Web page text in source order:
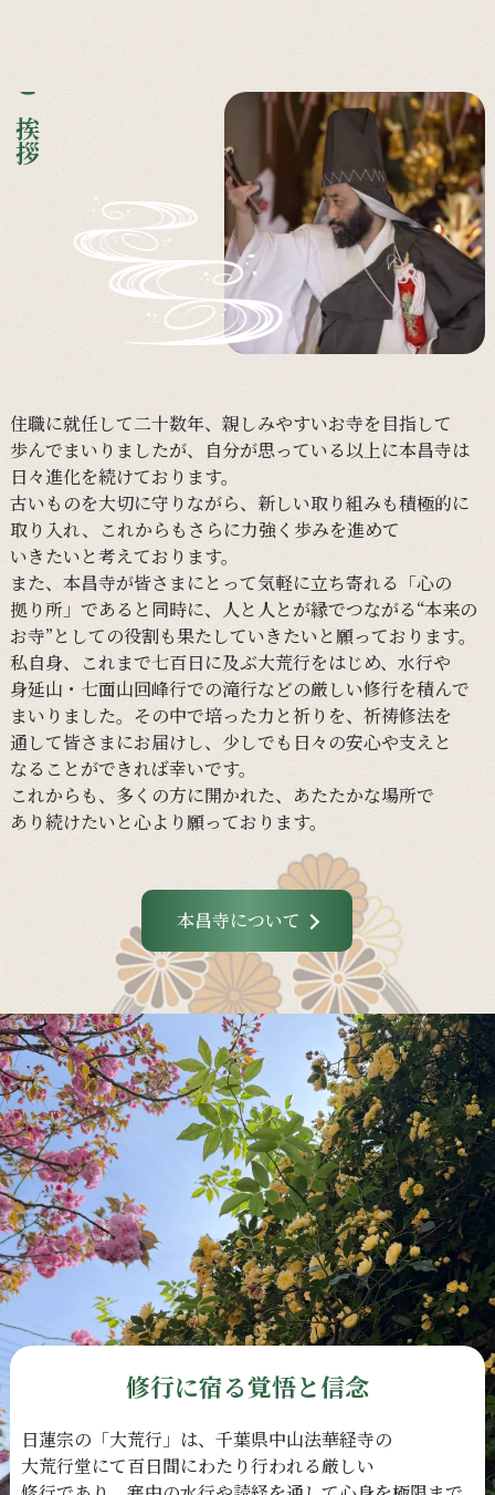
ご挨拶
住職に就任して二十数年、 親しみやすいお寺を目指して
歩んでまいりましたが、 自分が思っている以上に本昌寺は
日々進化を続けております。
古いものを大切に守りながら、 新しい取り組みも積極的に
取り入れ、
これからも さらに力強く 歩みを進めて
いきたいと考えております。
また、 本昌寺が皆さまにとって気軽に立ち寄れる 「心の
拠り所」であると同時に、 人と 人とが縁でつながる“本来の
お寺”と しての役割も果たしていきたいと願っております。
私自身、
これまで七百日に及ぶ大荒行をはじめ、 水行や
身延山・ 七面山回峰行での滝行などの厳しい修行を積んで
まいりました。 その中で培った力と祈りを、 祈祷修法を
通して皆さまにお届けし、 少しでも 日々の安心や支えと
なる ことができれば幸いです。
これからも、 多くの方に開かれた、 あたたかな場所で
あり続けたいと心より願っております。
本昌寺について
修行に宿る覚悟と信念
日蓮宗の 「大荒行」は、 千葉県中山法華経寺の
大荒行堂にて百日間にわたり行われる厳しい